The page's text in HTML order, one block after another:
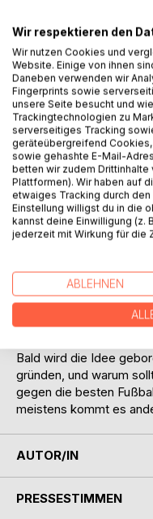
Auf die Merkliste
Titel bewerten
BESCHREIBUNG
Die dreizehn Bären,
Köhly und Kitty prächtig
pflegen sie zwar
Natur normalerweise
bloß träge auf der
Bald wird die Idee
gründen, und warum
gegen die besten
meistens kommt es
AUTOR/IN
PRESSESTIMMEN
Wir respektieren den
Wir nutzen Cookies und
Website. Einige von ihnen
Daneben verwenden wir
Fingerprints sowie
unsere Seite besucht und
Trackingtechnologien zu
serverseitiges Tracking
geräteübergreifend
sowie gehashte E-Mail-
betten wir zudem
Plattformen). Wir haben auf
etwaiges Tracking durch
Einstellung willigst du in die
kannst deine Einwilligung (z.
jederzeit mit Wirkung für die
ABLEHNEN